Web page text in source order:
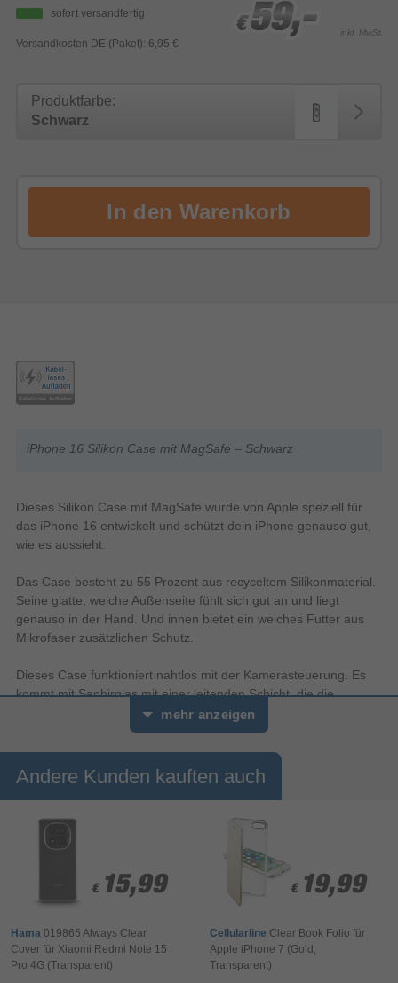
sofort versandfertig
Versandkosten DE (Paket): 6,95 €
€ 59,-
€ 59,-
€ 59,- inkl. MwSt.
Produktfarbe:
Schwarz
iPhone 16 Silikon Case mit MagSafe – Schwarz
Dieses Silikon Case mit MagSafe wurde von Apple speziell für
das iPhone 16 entwickelt und schützt dein iPhone genauso gut,
wie es aussieht.
Das Case besteht zu 55 Prozent aus recyceltem Silikon­material.
Seine glatte, weiche Außenseite fühlt sich gut an und liegt
genauso in der Hand. Und innen bietet ein weiches Futter aus
Mikrofaser zusätzlichen Schutz.
Dieses Case funktioniert nahtlos mit der Kamerasteuerung. Es
kommt mit Saphirglas mit einer leitenden Schicht, die die
Bewegungen deines Fingers zur Kamerasteuerung überträgt.
Mit integrierten Magneten, die sich perfekt am iPhone 16
ausrichten, hält das Case ganz einfach und sorgt für schnelleres
kabel­loses Laden. Lass dein iPhone beim Laden einfach im
dein Qi2 oder Qi zertifiziertes Ladegerät.
Wie jedes von Apple entwickelte Case durchläuft es im Laufe des
Design‑ und Fertigungs­prozesses Tausende von Teststunden.
Deshalb sieht es nicht nur großartig aus, sondern ist auch dafür
mehr anzeigen
Andere Kunden kauften auch
€ 15,99
€ 15,99
Hama 019865 Always Clear
Cover für Xiaomi Redmi Note 15
Pro 4G (Transparent)
€ 19,99
€ 19,99
Cellularline Clear Book Folio für
Apple iPhone 7 (Gold,
Transparent)